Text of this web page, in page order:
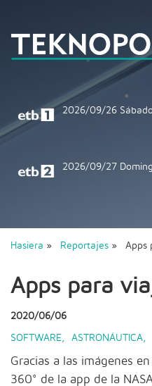
2026/09/26
2026/09/27
Hasiera » Reportajes » Apps
Apps para
2020/06/06
SOFTWARE ASTRONÁUTICA
Gracias a las imágenes
360° de la app de la